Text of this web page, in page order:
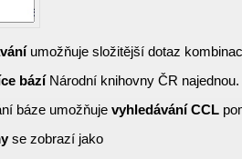
umožňuje složitější dotaz
bázíNárodní knihovny ČR najednou.
báze umožňujevyhledávání CCL
se zobrazí jako